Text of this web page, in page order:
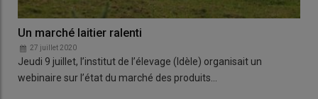
Un marché laitier ralenti
27 juillet 2020
Jeudi 9 juillet, l’institut de l’élevage (Idèle) organisait un
webinaire sur l’état du marché des produits…